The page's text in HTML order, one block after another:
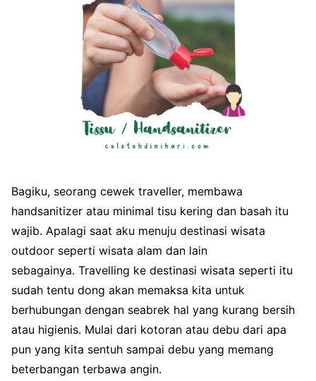
Bagiku, seorang cewek traveller, membawa
handsanitizer atau minimal tisu kering dan basah itu
wajib. Apalagi saat aku menuju destinasi wisata
outdoor seperti wisata alam dan lain
sebagainya. Travelling ke destinasi wisata seperti itu
sudah tentu dong akan memaksa kita untuk
berhubungan dengan seabrek hal yang kurang bersih
atau higienis. Mulai dari kotoran atau debu dari apa
pun yang kita sentuh sampai debu yang memang
beterbangan terbawa angin.